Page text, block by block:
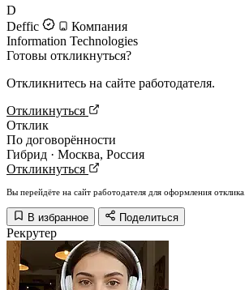
D
Deffic
Компания
Information Technologies
Готовы откликнуться?
Откликнитесь на сайте работодателя.
Откликнуться
Отклик
По договорённости
Гибрид · Москва, Россия
Откликнуться
Вы перейдёте на сайт работодателя для оформления отклика.
В избранное Поделиться
Рекрутер